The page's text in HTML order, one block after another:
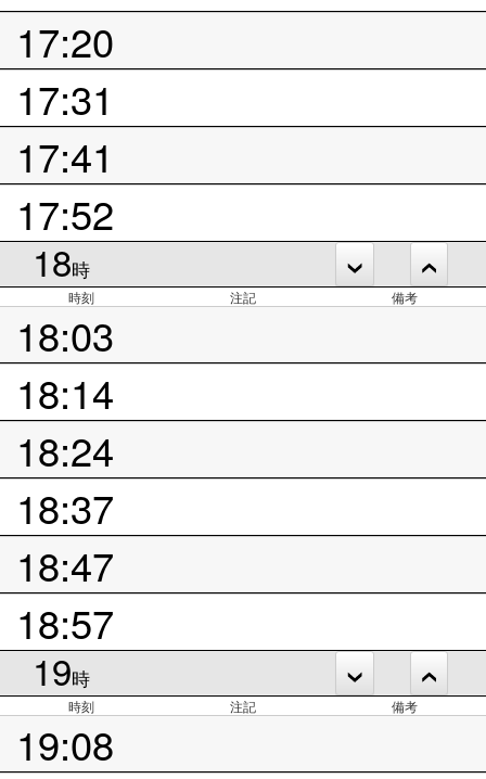
17:20
17:31
17:41
17:52
18時
時刻 注記 備考
18:03
18:14
18:24
18:37
18:47
18:57
19時
時刻 注記 備考
19:08